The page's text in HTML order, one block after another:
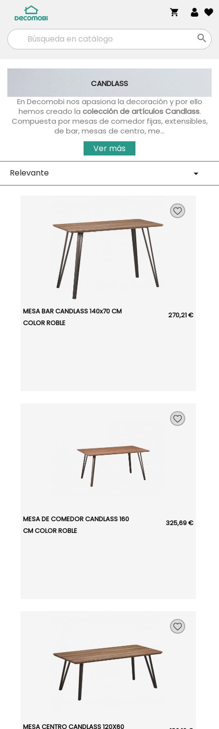
shopping_cart

CANDLASS
En Decomobi nos apasiona la decoración y por ello
hemos creado la colección de artículos Candlass.
Compuesta por mesas de comedor fijas, extensibles,
de bar, mesas de centro, me...
Ver más
Relevante 
MESA BAR CANDLASS 140x70 CM
COLOR ROBLE
270,21 €
MESA DE COMEDOR CANDLASS 160
CM COLOR ROBLE
325,69 €
MESA CENTRO CANDLASS 120X60